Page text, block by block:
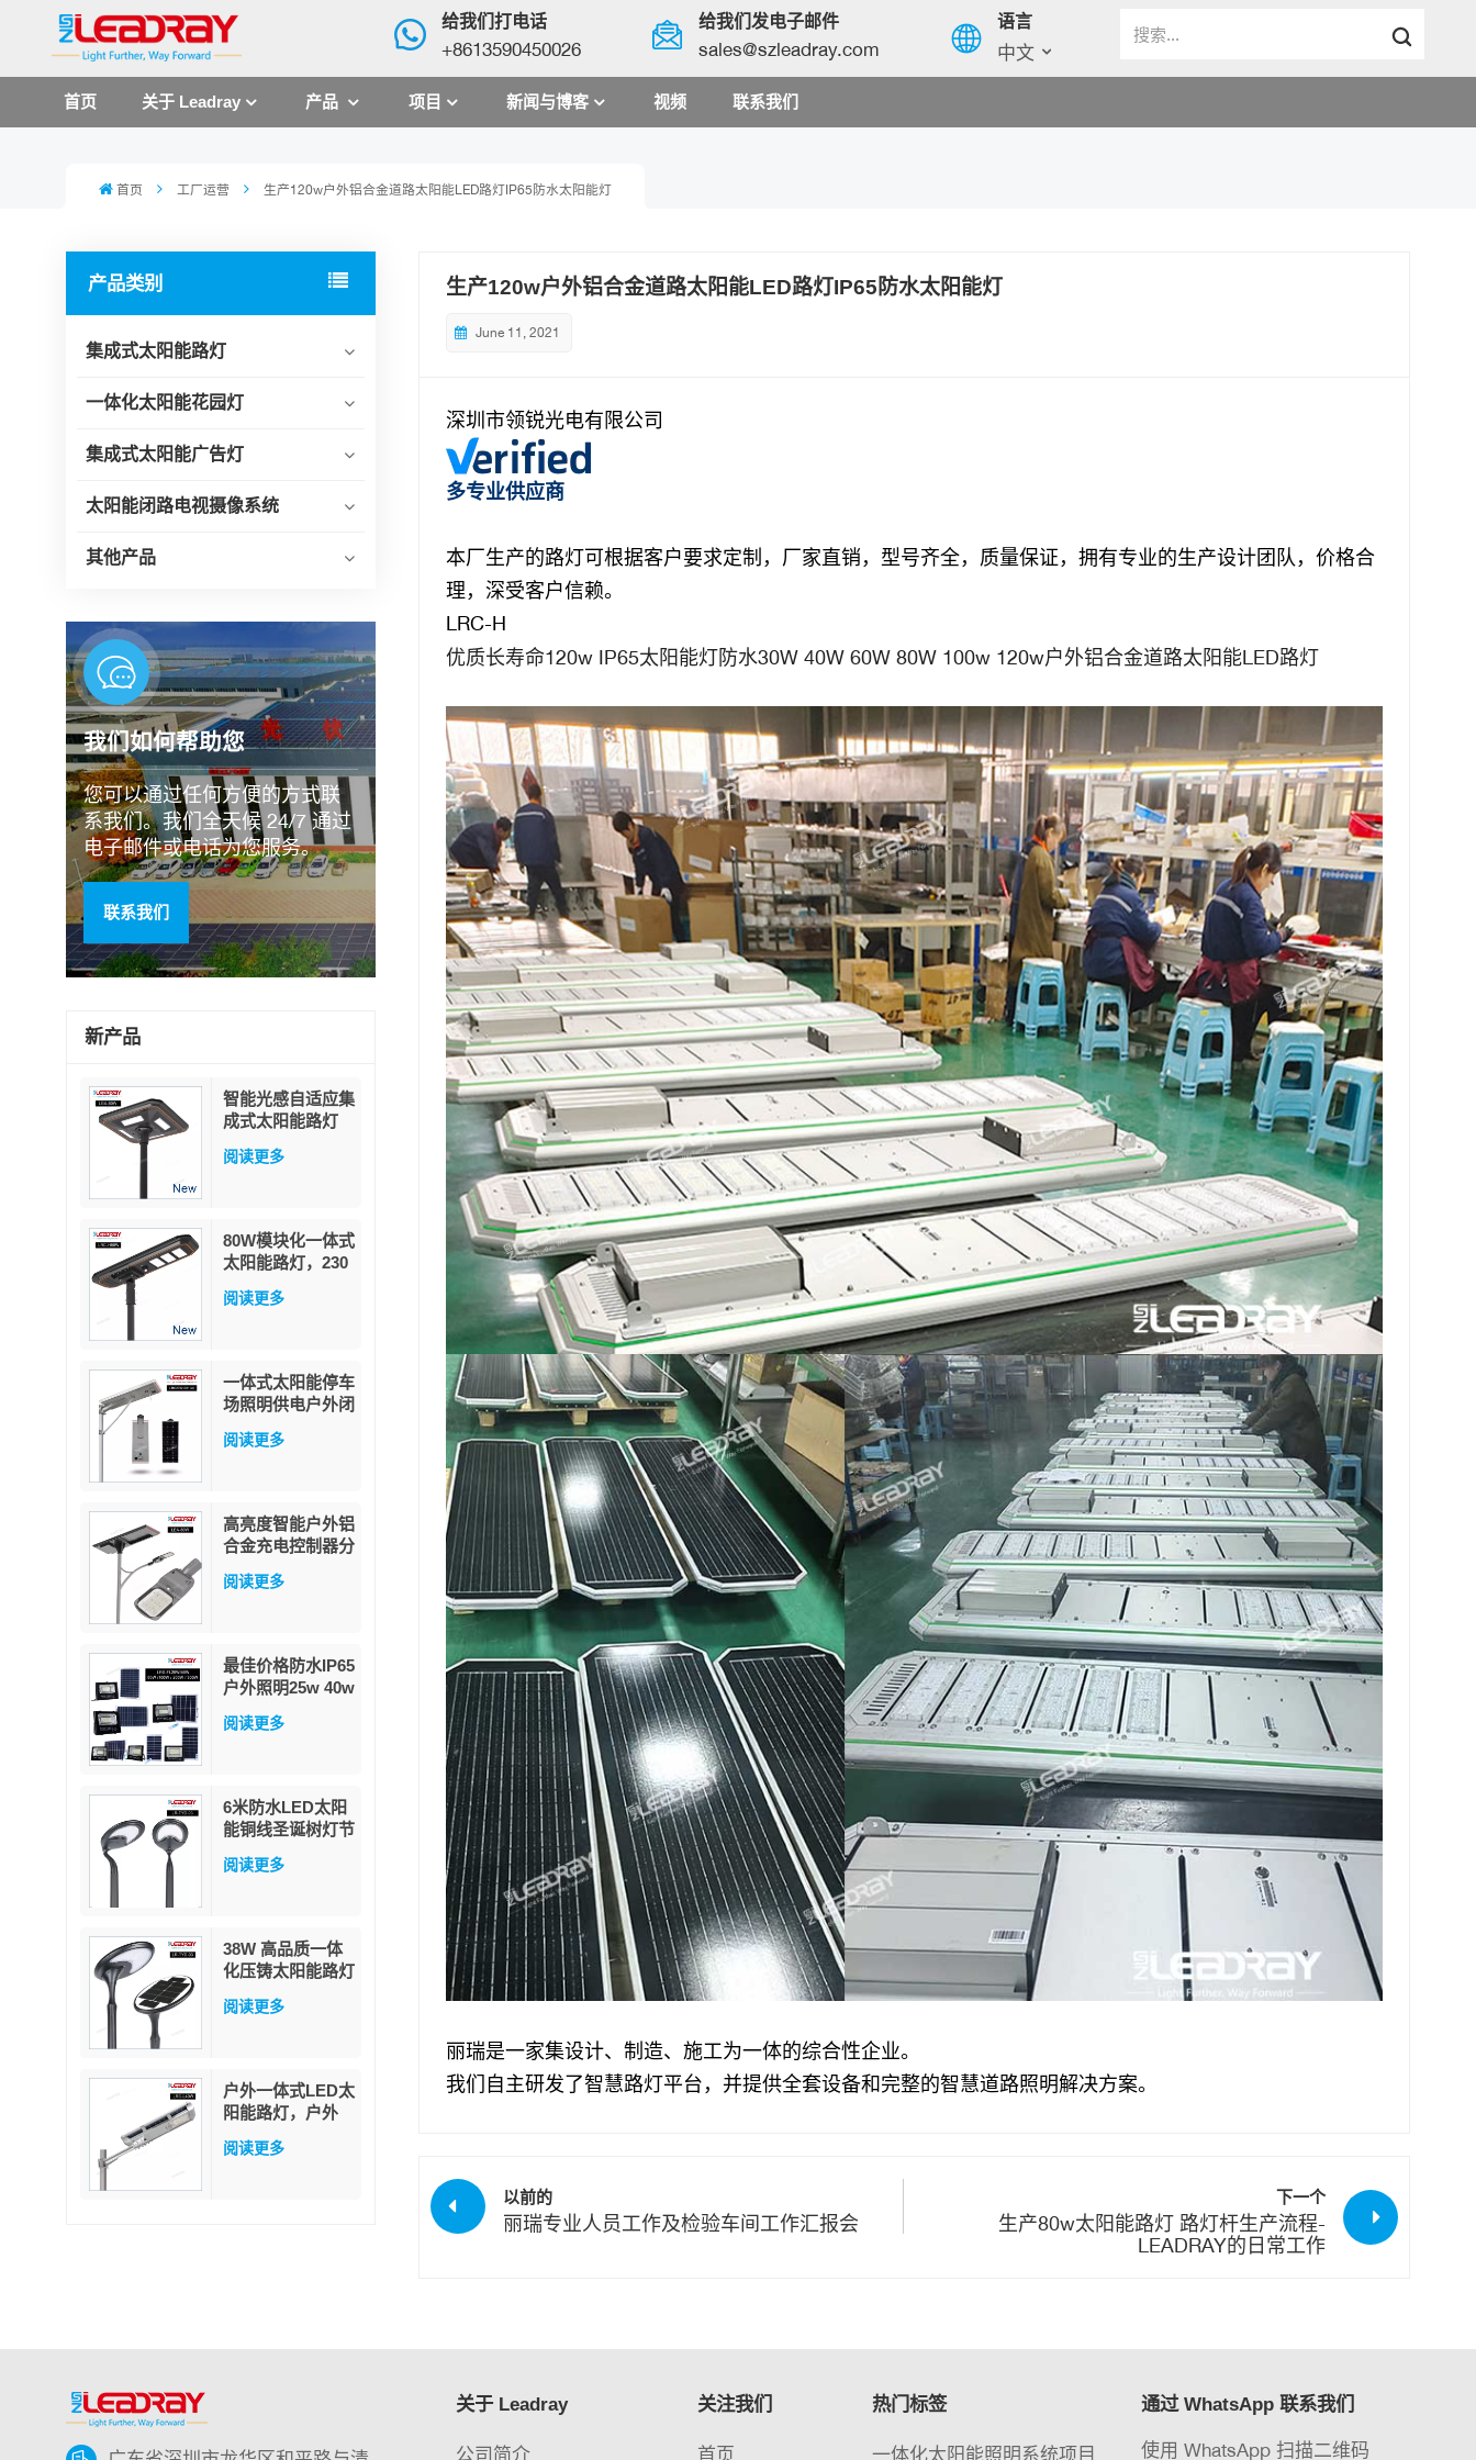
给我们打电话
+8613590450026
给我们发电子邮件
sales@szleadray.com
语言
中文
العربية
首页 关于 Leadray 产品 项目 新闻与博客 视频 联系我们
首页 工厂运营 生产120w户外铝合金道路太阳能LED路灯IP65防水太阳能灯
产品类别
集成式太阳能路灯
一体化太阳能花园灯
集成式太阳能广告灯
太阳能闭路电视摄像系统
其他产品
我们如何帮助您
您可以通过任何方便的方式联
系我们。我们全天候 24/7 通过
电子邮件或电话为您服务。
联系我们
新产品
智能光感自适应集
成式太阳能路灯
阅读更多
80W模块化一体式
太阳能路灯，230
带PIR人体感应器
用级磷酸铁锂电池
阅读更多
一体式太阳能停车
场照明供电户外闭
电无线安全摄像头
阅读更多
高亮度智能户外铝
合金充电控制器分
路灯
阅读更多
最佳价格防水IP65
户外照明25w 40w
300w ABS玻璃
阅读更多
6米防水LED太阳
能铜线圣诞树灯节
串户外花园装饰
阅读更多
38W 高品质一体
化压铸太阳能路灯
灯杆安装 适用于
阅读更多
户外一体式LED太
阳能路灯，户外
40W LED太阳能
阅读更多
生产120w户外铝合金道路太阳能LED路灯IP65防水太阳能灯
June 11, 2021
深圳市领锐光电有限公司
多专业供应商
本厂生产的路灯可根据客户要求定制，厂家直销，型号齐全，质量保证，拥有专业的生产设计团队，价格合
理，深受客户信赖。
LRC-H
优质长寿命120w IP65太阳能灯防水30W 40W 60W 80W 100w 120w户外铝合金道路太阳能LED路灯
丽瑞是一家集设计、制造、施工为一体的综合性企业。
我们自主研发了智慧路灯平台，并提供全套设备和完整的智慧道路照明解决方案。
以前的
丽瑞专业人员工作及检验车间工作汇报会
下一个
生产80w太阳能路灯 路灯杆生产流程-
LEADRAY的日常工作
关于 Leadray
公司简介
关注我们
首页
热门标签
一体化太阳能照明系统项目
通过 WhatsApp 联系我们
使用 WhatsApp 扫描二维码